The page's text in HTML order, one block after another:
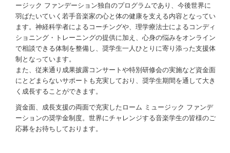
ージック ファンデーション独自のプログラムであり、今後世界に
羽ばたいていく若手音楽家の心と体の健康を支える内容となってい
ます。神経科学者によるコーチングや、理学療法士によるコンディ
ショニング・トレーニングの提供に加え、心身の悩みをオンライン
で相談できる体制を整備し、奨学生一人ひとりに寄り添った支援体
制となっています。
また、従来通り成果披露コンサートや特別研修会の実施など資金面
にとどまらないサポートも充実しており、奨学生期間を通して大き
く成長することができます。
資金面、成長支援の両面で充実したローム ミュージック ファンデ
ーションの奨学金制度。世界にチャレンジする音楽学生の皆様のご
応募をお待ちしております。